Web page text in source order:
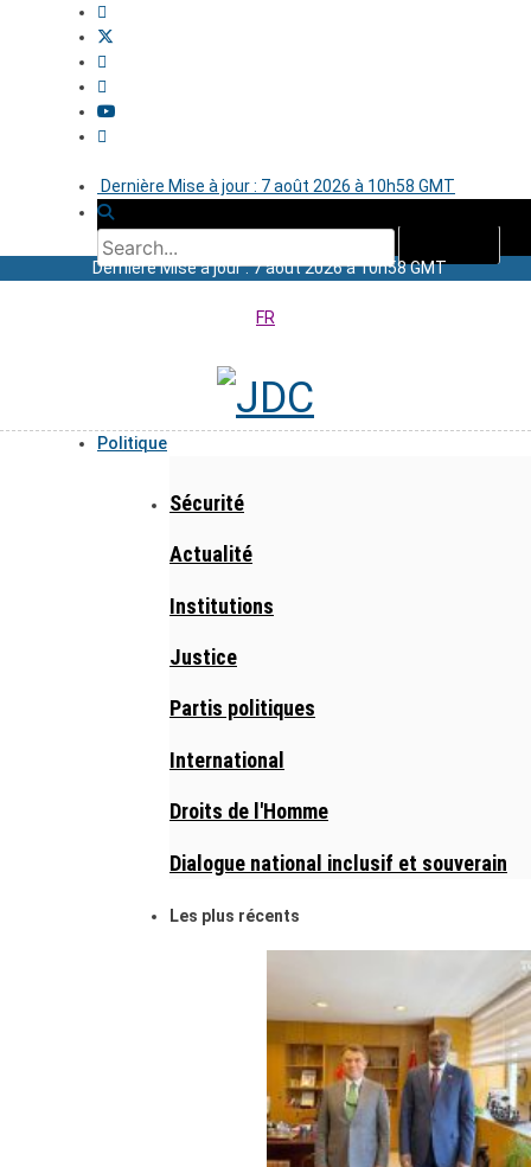
Dernière Mise à jour : 7 août 2026 à 10h58 GMT
Dernière Mise à jour : 7 août 2026 à 10h58 GMT
FR
Politique
Sécurité
Actualité
Institutions
Justice
Partis politiques
International
Droits de l'Homme
Dialogue national inclusif et souverain
Les plus récents